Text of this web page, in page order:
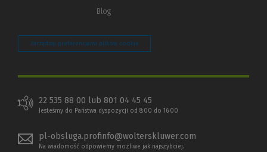
Blog
Zarządzaj preferencjami plików cookie
22 535 88 00 lub 801 04 45 45
Jesteśmy do Państwa dyspozycji od 8:00 do 16:00
pl-obsluga.profinfo@wolterskluwer.com
Na wiadomość odpowiemy możliwe jak najszybciej.